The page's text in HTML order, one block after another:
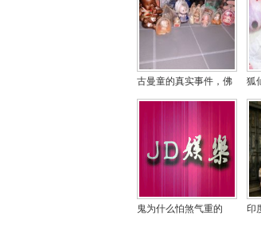
古曼童的真实事件，佛
牌和古曼童哪个好？
狐
吗
上
鬼为什么怕煞气重的
印